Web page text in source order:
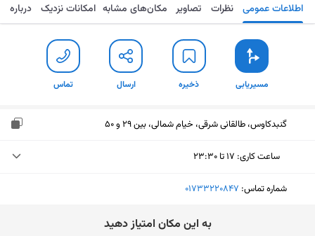
مسیریابی ذخیره ارسال تماس اطلاعات عمومی نظرات تصاویر مکان‌های مشابه امکانات نزدیک درباره
مسیریابی ذخیره ارسال تماس
گنبدکاوس، طالقانی شرقی، خیام شمالی، بین 29 و 50
ساعت کاری: ۱۷ تا ۲۳:۳۰
جمعه (امروز)
شماره تماس: ‎01733220847
ﺑﻪ اﯾﻦ ﻣﮑﺎن اﻣﺘﯿﺎز دﻫﯿﺪ